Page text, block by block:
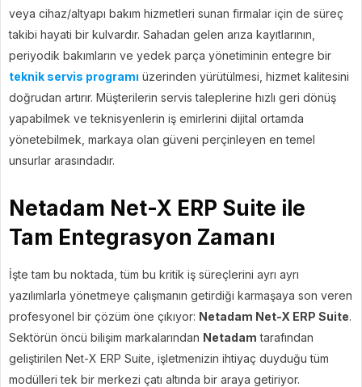
veya cihaz/altyapı bakım hizmetleri sunan firmalar için de süreç
takibi hayati bir kulvardır. Sahadan gelen arıza kayıtlarının,
periyodik bakımların ve yedek parça yönetiminin entegre bir
teknik servis programı üzerinden yürütülmesi, hizmet kalitesini
doğrudan artırır. Müşterilerin servis taleplerine hızlı geri dönüş
yapabilmek ve teknisyenlerin iş emirlerini dijital ortamda
yönetebilmek, markaya olan güveni perçinleyen en temel
unsurlar arasındadır.
Netadam Net-X ERP Suite ile
Tam Entegrasyon Zamanı
İşte tam bu noktada, tüm bu kritik iş süreçlerini ayrı ayrı
yazılımlarla yönetmeye çalışmanın getirdiği karmaşaya son veren
profesyonel bir çözüm öne çıkıyor: Netadam Net-X ERP Suite.
Sektörün öncü bilişim markalarından Netadam tarafından
geliştirilen Net-X ERP Suite, işletmenizin ihtiyaç duyduğu tüm
modülleri tek bir merkezi çatı altında bir araya getiriyor.